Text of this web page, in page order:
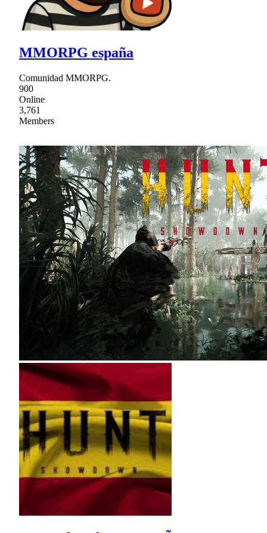
MMORPG españa
Comunidad MMORPG.
900
Online
3,761
Members